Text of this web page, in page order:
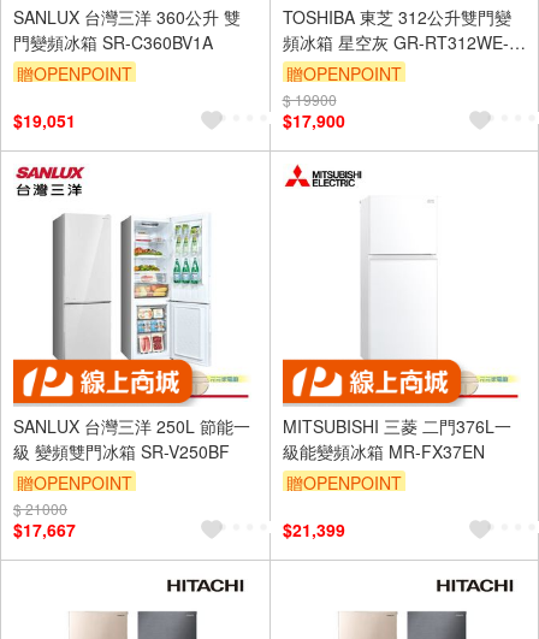
SANLUX 台灣三洋 360公升 雙
門變頻冰箱 SR-C360BV1A
贈OPENPOINT
$19,051
TOSHIBA 東芝 312公升雙門變
頻冰箱 星空灰 GR-RT312WE-
PMT(52E)
贈OPENPOINT
$ 19900
$17,900
SANLUX 台灣三洋 250L 節能一
級 變頻雙門冰箱 SR-V250BF
贈OPENPOINT
$ 21000
$17,667
MITSUBISHI 三菱 二門376L一
級能變頻冰箱 MR-FX37EN
贈OPENPOINT
$21,399